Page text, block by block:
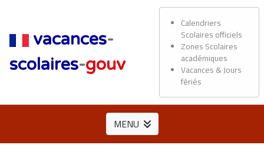
vacances-
scolaires-gouv
Calendriers
Scolaires officiels
Zones Scolaires
académiques
Vacances & Jours
fériés
MENU